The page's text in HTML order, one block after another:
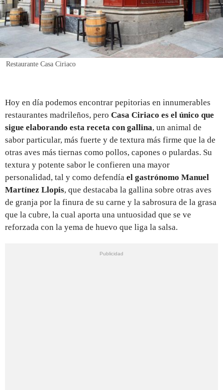
Restaurante Casa Ciriaco
Hoy en día podemos encontrar pepitorias en innumerables
restaurantes madrileños, pero Casa Ciriaco es el único que
sigue elaborando esta receta con gallina, un animal de
sabor particular, más fuerte y de textura más firme que la de
otras aves más tiernas como pollos, capones o pulardas. Su
textura y potente sabor le confieren una mayor
personalidad, tal y como defendía el gastrónomo Manuel
Martínez Llopis, que destacaba la gallina sobre otras aves
de granja por la finura de su carne y la sabrosura de la grasa
que la cubre, la cual aporta una untuosidad que se ve
reforzada con la yema de huevo que liga la salsa.